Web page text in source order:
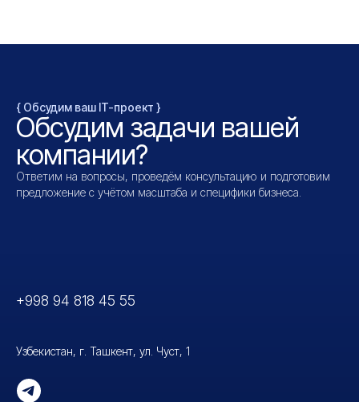
{ Обсудим ваш IT-проект }
Обсудим задачи вашей
компании?
Ответим на вопросы, проведём консультацию и подготовим
предложение с учётом масштаба и специфики бизнеса.
+998 94 818 45 55
Узбекистан, г. Ташкент, ул. Чуст, 1